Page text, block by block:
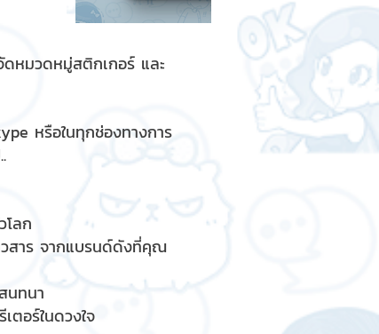
หมวดหมู่สติกเกอร์ และ
หรือในทุกช่องทางการ
โลก
สาร จากแบรนด์ดังที่คุณ
นทนา
ตอร์ในดวงใจ